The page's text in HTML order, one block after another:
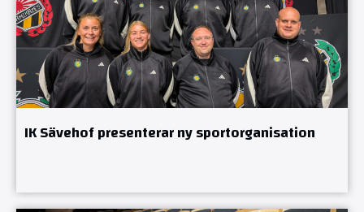
IK Sävehof presenterar ny sportorganisation